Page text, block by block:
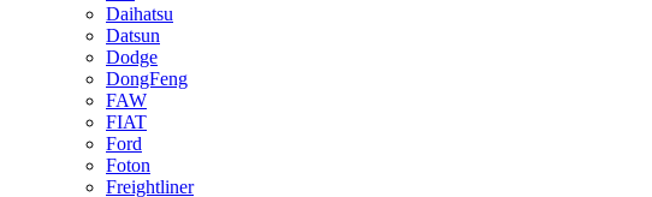
Daihatsu
Datsun
Dodge
DongFeng
FAW
FIAT
Ford
Foton
Freightliner